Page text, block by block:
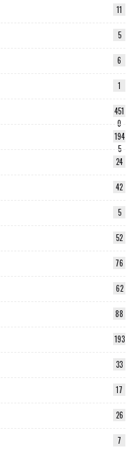
11
5
6
1
451
0
194
5
24
42
5
52
76
62
88
193
33
17
26
7